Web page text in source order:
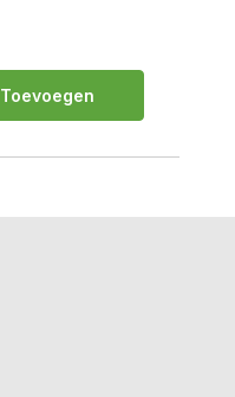
Toevoegen